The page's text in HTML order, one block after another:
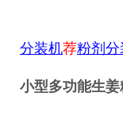
分装机荐粉剂分
小型多功能生